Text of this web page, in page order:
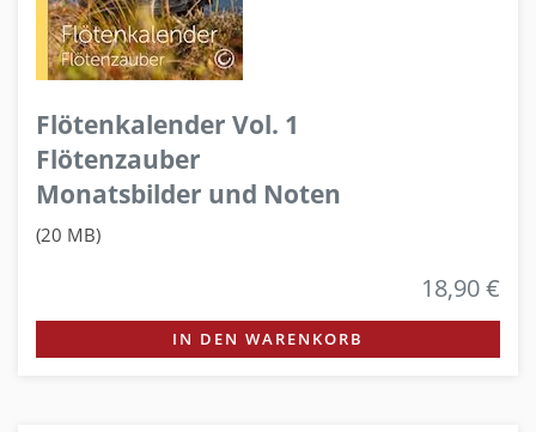
Flötenkalender Vol. 1
Flötenzauber
Monatsbilder und Noten
(20 MB)
18,90 €
IN DEN WARENKORB